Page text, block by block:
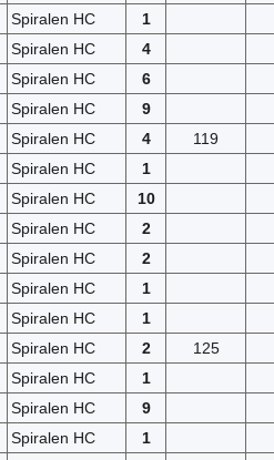
Spiralen HC
1
Spiralen HC
4
Spiralen HC
6
Spiralen HC
9
Spiralen HC 4
119
Spiralen HC
1
Spiralen HC
10
Spiralen HC
2
Spiralen HC
2
Spiralen HC
1
Spiralen HC
1
Spiralen HC 2
125
Spiralen HC
1
Spiralen HC
9
Spiralen HC
1